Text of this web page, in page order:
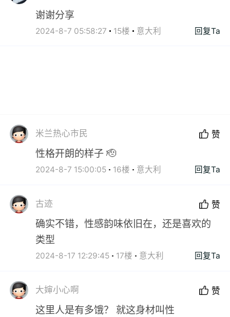
谢谢分享
2024-8-7 05:58:27 15楼 意大利 回复Ta
米兰热心市民 赞
性格开朗的样子 🫡
2024-8-7 15:00:05 16楼 意大利 回复Ta
古迹 赞
确实不错，性感韵味依旧在，还是喜欢的
类型
2024-8-17 12:29:45 17楼 意大利 回复Ta
大婶小心啊 赞
这里人是有多饿？ 就这身材叫性